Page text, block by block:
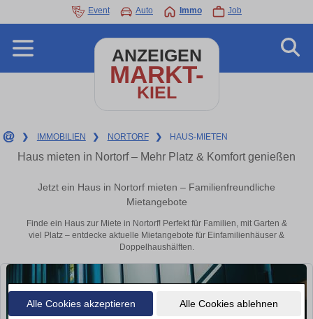
Alle Cookies akzeptieren Alle Cookies ablehnen
Event Auto Immo Job
ANZEIGEN
MARKT-
KIEL
❯ IMMOBILIEN ❯ NORTORF ❯ HAUS-MIETEN
Haus mieten in Nortorf – Mehr Platz & Komfort genießen
Jetzt ein Haus in Nortorf mieten – Familienfreundliche
Mietangebote
Finde ein Haus zur Miete in Nortorf! Perfekt für Familien, mit Garten &
viel Platz – entdecke aktuelle Mietangebote für Einfamilienhäuser &
Doppelhaushälften.